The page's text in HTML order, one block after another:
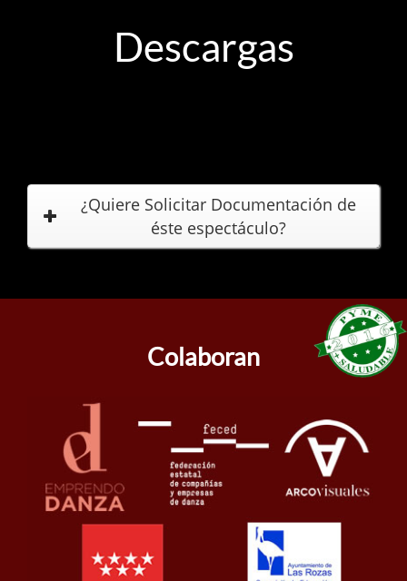
Descargas
¿Quiere Solicitar Documentación de
éste espectáculo?
Colaboran